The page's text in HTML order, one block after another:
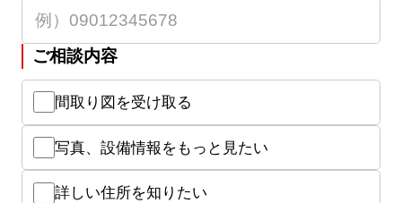
ご相談内容
間取り図を受け取る
写真、設備情報をもっと見たい
詳しい住所を知りたい